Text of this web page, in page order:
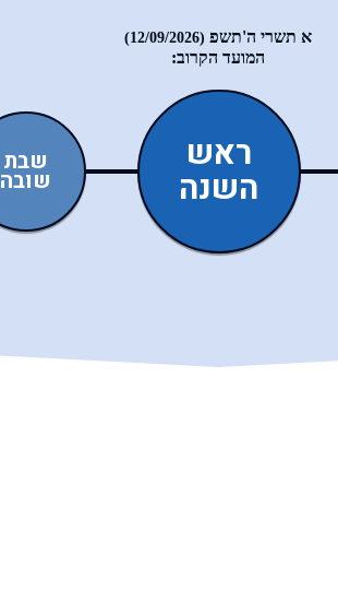
א תשרי ה'תשפ (12/09/2026)
המועד הקרוב:
שבת
שובה
ראש
השנה